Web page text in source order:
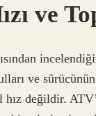
ve
ve
değildir.